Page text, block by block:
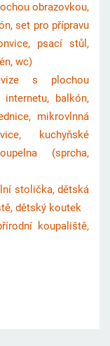
obrazovkou,
set pro přípravu
psací stůl,
wc)
s plochou
balkón,
mikrovlnná
kuchyňské
(sprcha,
stolička, dětská
dětský koutek
koupaliště,